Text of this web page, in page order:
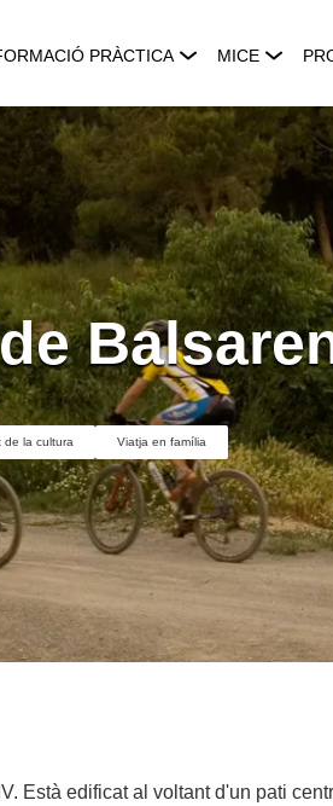
PRÀCTICA MICE
de la cultura Viatja en família
Està edificat al voltant d'un pati